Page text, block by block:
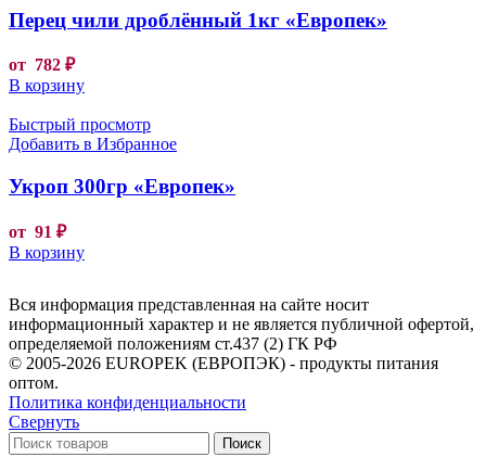
Перец чили дроблённый 1кг «Европек»
от 782 ₽
В корзину
Быстрый просмотр
Добавить в Избранное
Укроп 300гр «Европек»
от 91 ₽
В корзину
Вся информация представленная на сайте носит
информационный характер и не является публичной офертой,
определяемой положениям ст.437 (2) ГК РФ
© 2005-2026 EUROPEK (ЕВРОПЭК) - продукты питания
оптом.
Политика конфиденциальности
Свернуть
Поиск